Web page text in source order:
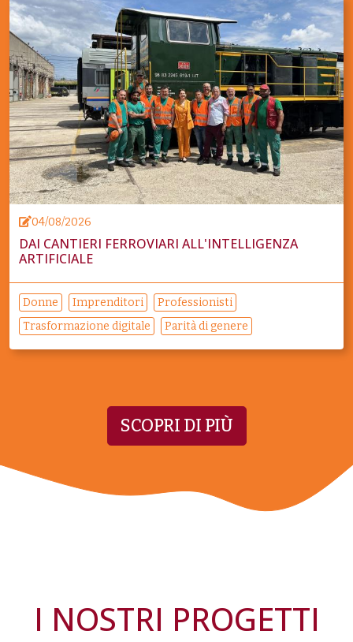
04/08/2026
DAI CANTIERI FERROVIARI ALL'INTELLIGENZA
ARTIFICIALE
Donne Imprenditori
Professionisti
Trasformazione digitale
Parità di genere
SCOPRI DI PIÙ
I NOSTRI PROGETTI